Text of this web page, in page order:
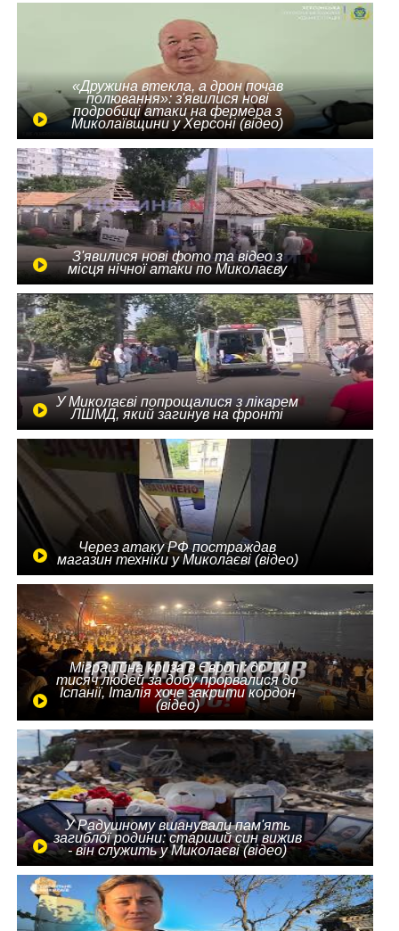
«Дружина втекла, а дрон почав
полювання»: з'явилися нові
подробиці атаки на фермера з
Миколаївщини у Херсоні (відео)
З'явилися нові фото та відео з
місця нічної атаки по Миколаєву
У Миколаєві попрощалися з лікарем
ЛШМД, який загинув на фронті
Через атаку РФ постраждав
магазин техніки у Миколаєві (відео)
Міграційна криза в Європі: до 10
тисяч людей за добу прорвалися до
Іспанії, Італія хоче закрити кордон
(відео)
У Радушному вшанували пам'ять
загиблої родини: старший син вижив
- він служить у Миколаєві (відео)